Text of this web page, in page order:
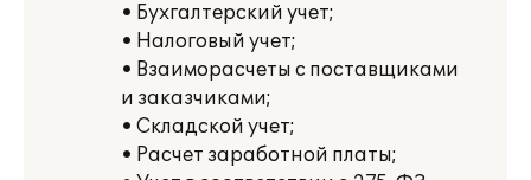
• Бухгалтерский учет;
• Налоговый учет;
• Взаиморасчеты с поставщиками
и заказчиками;
• Складской учет;
• Расчет заработной платы;